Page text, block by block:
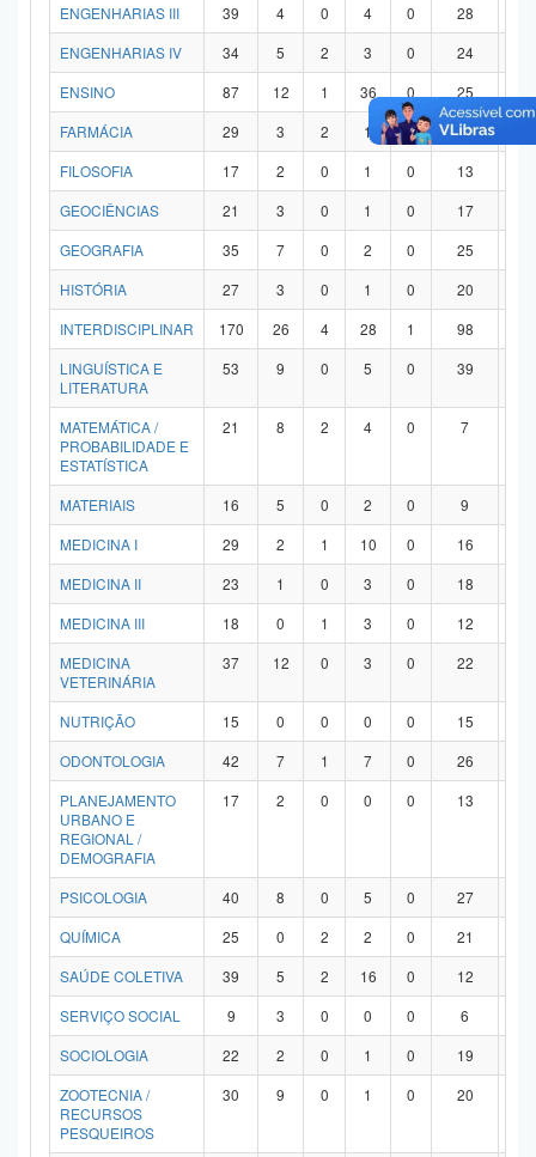
ENGENHARIAS III
39 4 0 4 0 28
ENGENHARIAS IV
34 5 2 3 0 24
ENSINO
87 12 1 36 0 25
FARMÁCIA
29 3 2 1 0 21
FILOSOFIA
17 2 0 1 0 13
GEOCIÊNCIAS
21 3 0 1 0 17
GEOGRAFIA
35 7 0 2 0 25
HISTÓRIA
27 3 0 1 0 20
INTERDISCIPLINAR
170 26 4 28 1 98
LINGUÍSTICA E
LITERATURA
53 9 0 5 0 39
MATEMÁTICA /
PROBABILIDADE E
ESTATÍSTICA
21 8 2 4 0 7
MATERIAIS 16 5 0 2 0 9
MEDICINA I
29 2 1 10 0 16
MEDICINA II
23 1 0 3 0 18
MEDICINA III
18 0 1 3 0 12
MEDICINA
VETERINÁRIA
37 12 0 3 0 22
NUTRIÇÃO 15 0 0 0 0 15
ODONTOLOGIA
42 7 1 7 0 26
PLANEJAMENTO
URBANO E
REGIONAL /
DEMOGRAFIA
17 2 0 0 0 13
PSICOLOGIA 40 8 0 5 0 27
QUÍMICA
25 0 2 2 0 21
SAÚDE COLETIVA
39 5 2 16 0 12
SERVIÇO SOCIAL
9 3 0 0 0 6
SOCIOLOGIA
22 2 0 1 0 19
ZOOTECNIA /
RECURSOS
PESQUEIROS
30 9 0 1 0 20